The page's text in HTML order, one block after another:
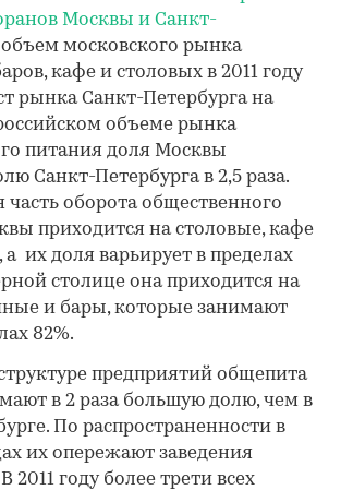
Москвы и Санкт-
объем московского рынка
кафе и столовых в 2011 году
рынка Санкт-Петербурга на
объеме рынка
питания доля Москвы
Санкт-Петербурга в 2,5 раза.
часть оборота общественного
приходится на столовые, кафе
их доля варьирует в пределах
столице она приходится на
и бары, которые занимают
82%.
предприятий общепита
в 2 раза большую долю, чем в
По распространенности в
их опережают заведения
2011 году более трети всех